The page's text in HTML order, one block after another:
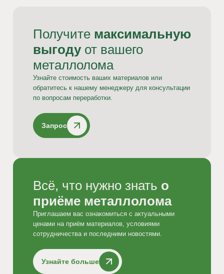
Получите максимальную
выгоду от вашего
металлолома
Узнайте стоимость ваших материалов или
обратитесь к нашему менеджеру для консультации
по вопросам переработки.
Запрос
Всё, что нужно знать о
приёме металлолома
Приглашаем вас ознакомиться с актуальными
ценами на приём материалов, условиями
сотрудничества и последними новостями.
Узнайте больше